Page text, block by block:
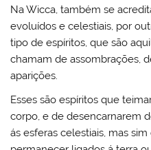
Na Wicca, também se
evoluídos e celestiais, por
tipo de espíritos, que são
chamam de assombrações,
aparições.
Esses são espíritos que
corpo, e de desencarnarem
ás esferas celestiais, mas